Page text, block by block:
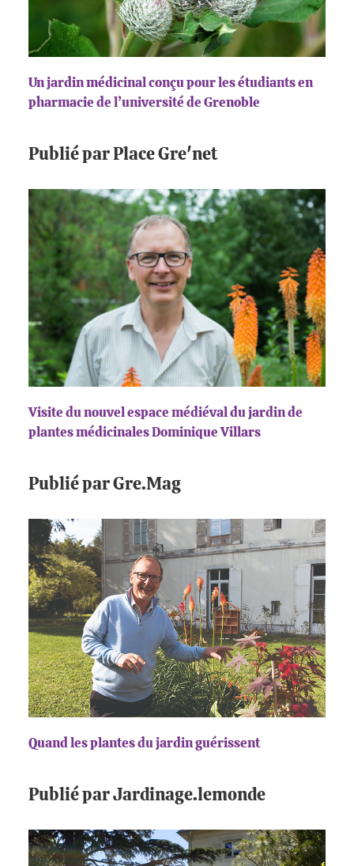
Un jardin médicinal conçu pour les étudiants en
pharmacie de l’université de Grenoble
Publié par Place Gre'net
Visite du nouvel espace médiéval du jardin de
plantes médicinales Dominique Villars
Publié par Gre.Mag
Quand les plantes du jardin guérissent
Publié par Jardinage.lemonde